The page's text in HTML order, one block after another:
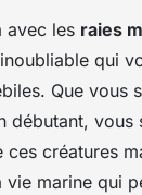
avec les raies
qui
Que vous
débutant, vous
ces créatures
vie marine qui